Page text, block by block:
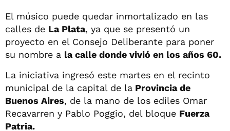
El músico puede quedar inmortalizado en las
calles de La Plata, ya que se presentó un
proyecto en el Consejo Deliberante para poner
su nombre a la calle donde vivió en los años 60.
La iniciativa ingresó este martes en el recinto
municipal de la capital de la Provincia de
Buenos Aires, de la mano de los ediles Omar
Recavarren y Pablo Poggio, del bloque Fuerza
Patria.